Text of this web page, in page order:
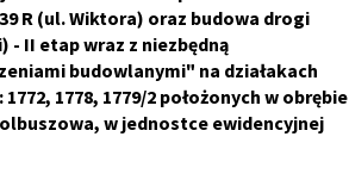
R (ul. Wiktora) oraz budowa drogi
- II etap wraz z niezbędną
budowlanymi" na działakach
1778, 1779/2 położonych w obrębie
w jednostce ewidencyjnej